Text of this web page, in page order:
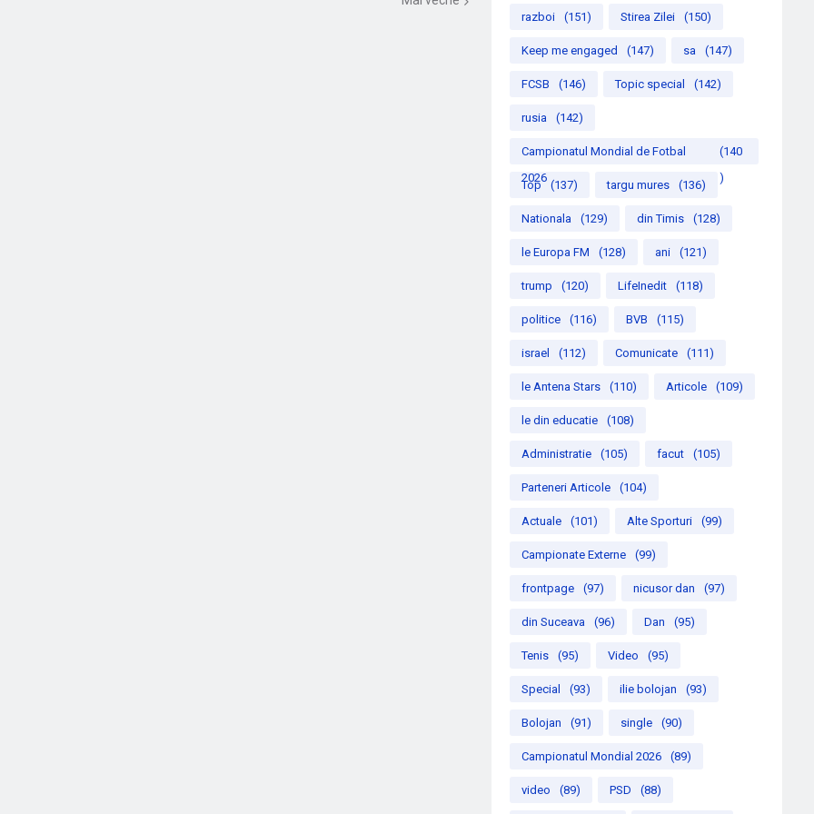
razboi (151) Stirea Zilei (150)
Keep me engaged (147) sa (147)
FCSB (146) Topic special (142)
rusia (142)
Campionatul Mondial de Fotbal
2026
(140
)
Top (137) targu mures (136)
Nationala (129) din Timis (128)
le Europa FM (128) ani (121)
trump (120) LifeInedit (118)
politice (116) BVB (115)
israel (112) Comunicate (111)
le Antena Stars (110) Articole (109)
le din educatie (108)
Administratie (105) facut (105)
Parteneri Articole (104)
Actuale (101) Alte Sporturi (99)
Campionate Externe (99)
frontpage (97) nicusor dan (97)
din Suceava (96) Dan (95)
Tenis (95) Video (95)
Special (93) ilie bolojan (93)
Bolojan (91) single (90)
Campionatul Mondial 2026 (89)
video (89) PSD (88)